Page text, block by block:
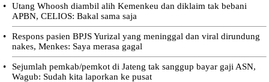
•
Utang Whoosh diambil alih Kemenkeu dan diklaim tak bebani
APBN, CELIOS: Bakal sama saja
•
Respons pasien BPJS Yurizal yang meninggal dan viral dirundung
nakes, Menkes: Saya merasa gagal
•
Sejumlah pemkab/pemkot di Jateng tak sanggup bayar gaji ASN,
Wagub: Sudah kita laporkan ke pusat